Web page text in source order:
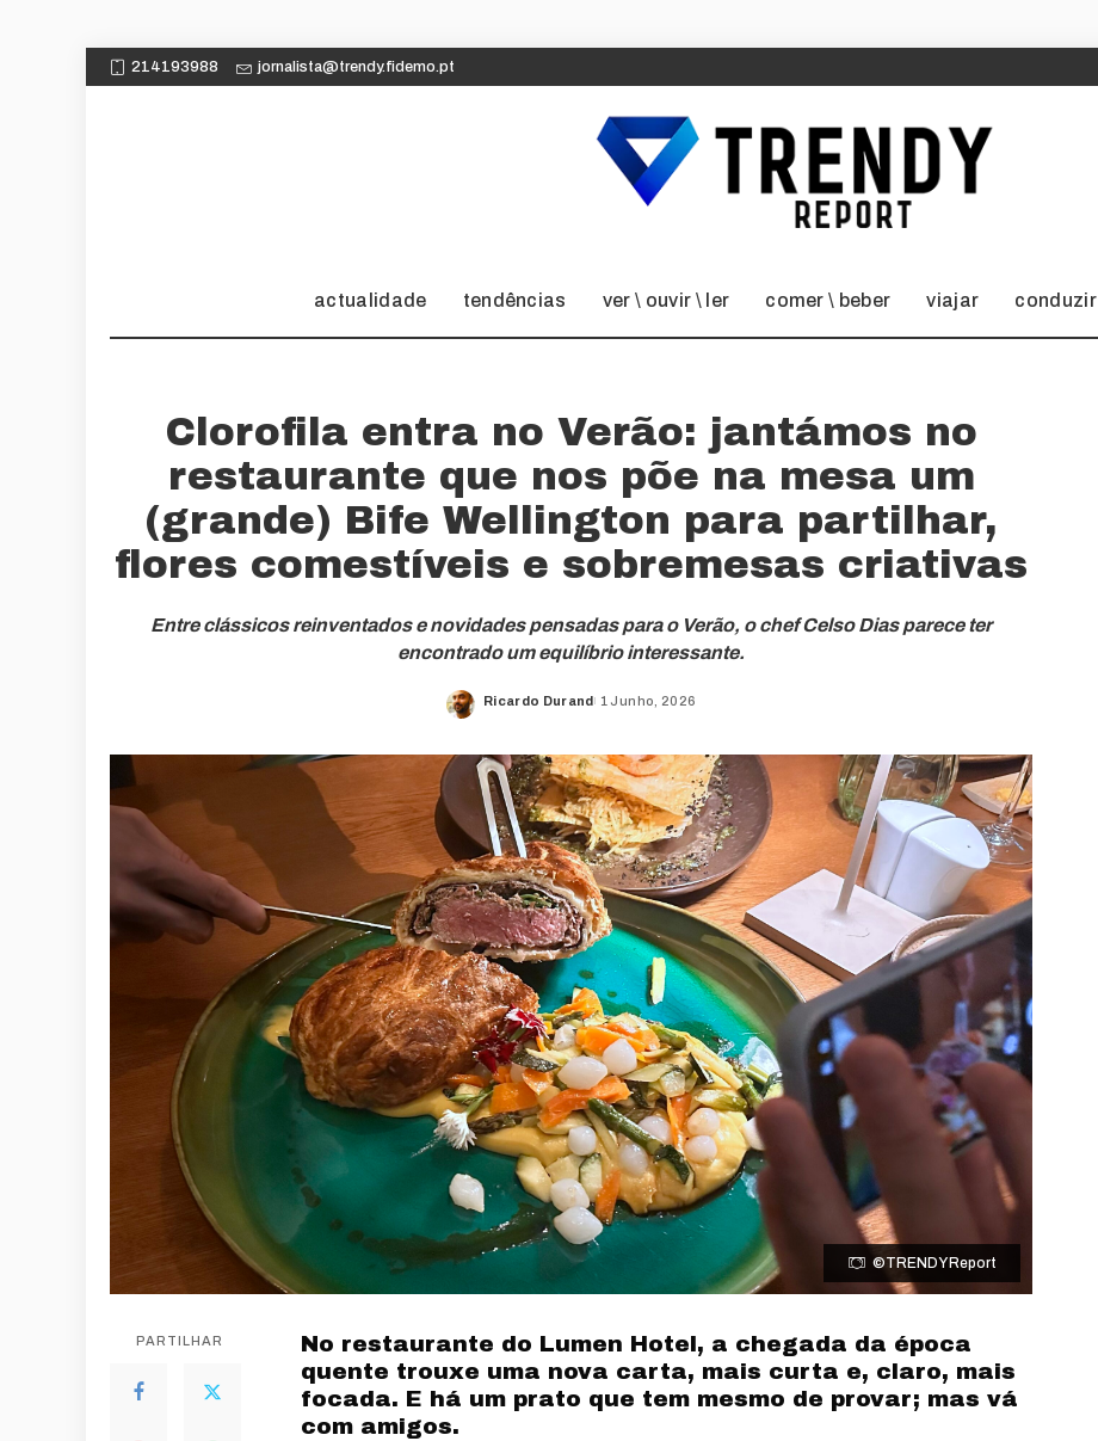
214193988 jornalista@trendy.fidemo.pt
actualidade tendências ver \ ouvir \ ler comer \ beber viajar conduzir
Clorofila entra no Verão: jantámos no
restaurante que nos põe na mesa um
(grande) Bife Wellington para partilhar,
flores comestíveis e sobremesas criativas
Entre clássicos reinventados e novidades pensadas para o Verão, o chef Celso Dias parece ter
encontrado um equilíbrio interessante.
Posted
Ricardo Durand 1 Junho, 2026
©TRENDY Report
PARTILHAR
No restaurante do Lumen Hotel, a chegada da época
quente trouxe uma nova carta, mais curta e, claro, mais
focada. E há um prato que tem mesmo de provar; mas vá
com amigos.